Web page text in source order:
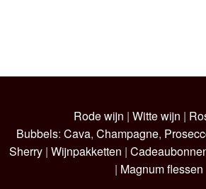
Rode wijn | Witte wijn |
Bubbels: Cava, Champagne,
Sherry | Wijnpakketten |
| Magnum flessen